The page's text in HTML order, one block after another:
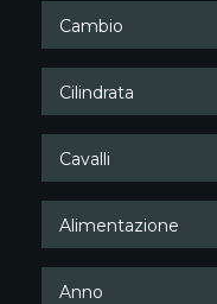
Cambio
Cilindrata
Cavalli
Alimentazione
Anno